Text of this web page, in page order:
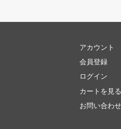
アカウント
会員登録
ログイン
カートを見る
お問い合わせ